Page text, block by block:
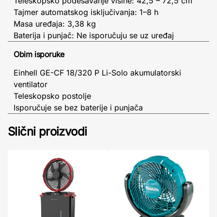
Tajmer automatskog isključivanja: 1–8 h
Masa uređaja: 3,38 kg
Baterija i punjač: Ne isporučuju se uz uređaj
Obim isporuke
Einhell GE-CF 18/320 P Li-Solo akumulatorski
ventilator
Teleskopsko postolje
Isporučuje se bez baterije i punjača
Slični proizvodi